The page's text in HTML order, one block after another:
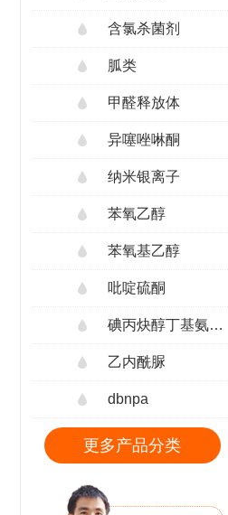
含氯杀菌剂
胍类
甲醛释放体
异噻唑啉酮
纳米银离子
苯氧乙醇
苯氧基乙醇
吡啶硫酮
碘丙炔醇丁基氨甲酸酯
乙内酰脲
dbnpa
更多产品分类